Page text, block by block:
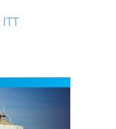
ITT